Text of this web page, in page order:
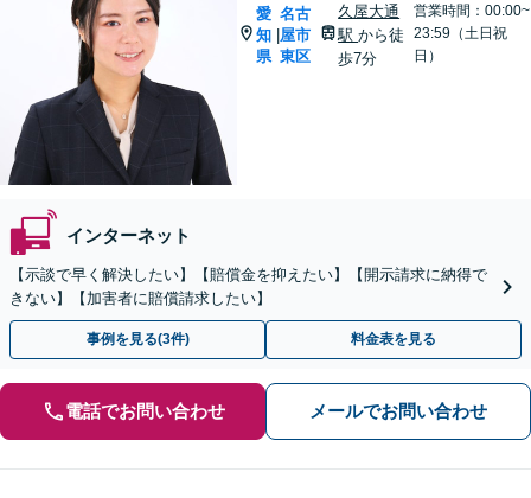
愛
知
県
名古
屋市
東区
久屋大通
駅から徒
歩7分
営業時間：00:00~
23:59（土日祝
日）
インターネット
【示談で早く解決したい】【賠償金を抑えたい】【開示請求に納得で
きない】【加害者に賠償請求したい】
事例を見る(3件) 料金表を見る
電話でお問い合わせ メールでお問い合わせ